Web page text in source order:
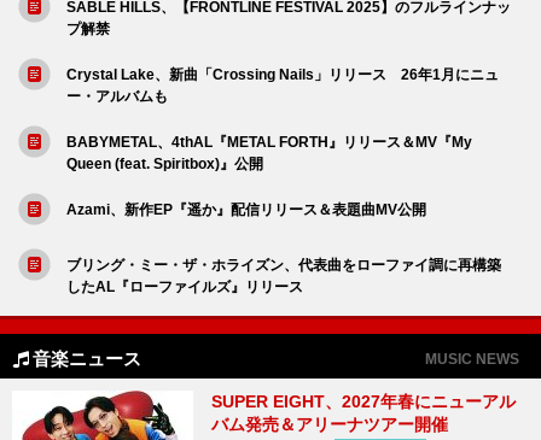
SABLE HILLS、【FRONTLINE FESTIVAL 2025】のフルラインナッ
プ解禁
Crystal Lake、新曲「Crossing Nails」リリース 26年1月にニュ
ー・アルバムも
BABYMETAL、4thAL『METAL FORTH』リリース＆MV『My
Queen (feat. Spiritbox)』公開
Azami、新作EP『遥か』配信リリース＆表題曲MV公開
ブリング・ミー・ザ・ホライズン、代表曲をローファイ調に再構築
したAL『ローファイルズ』リリース
音楽ニュース MUSIC NEWS
SUPER EIGHT、2027年春にニューアル
バム発売＆アリーナツアー開催